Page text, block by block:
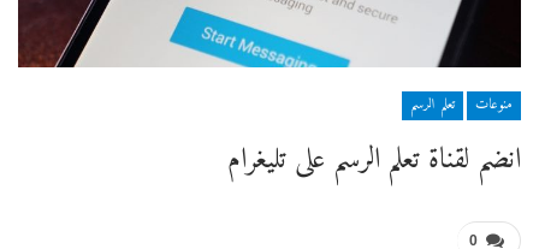
منوعات تعلم الرسم
انضم لقناة تعلم الرسم على تليغرام
0